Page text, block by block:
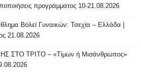
προγράμματος 10-21.08.2026
Βόλεϊ Γυναικών: Τσεχία – Ελλάδα |
21.08.2026
ΣΤΟ ΤΡΙΤΟ – «Τίμων ή Μισάνθρωπος»